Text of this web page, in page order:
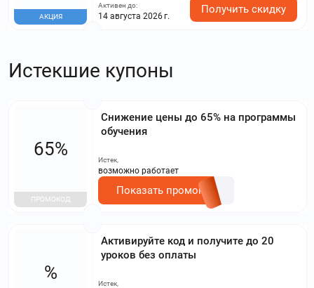
АКЦИЯ
Активен до:
14 августа 2026 г.
Получить скидку
Истекшие купоны
Снижение цены до 65% на программы
обучения
65%
ПРОМОКОД
Истек,
возможно работает
Показать промокод
Активируйте код и получите до 20
уроков без оплаты
%
Истек,